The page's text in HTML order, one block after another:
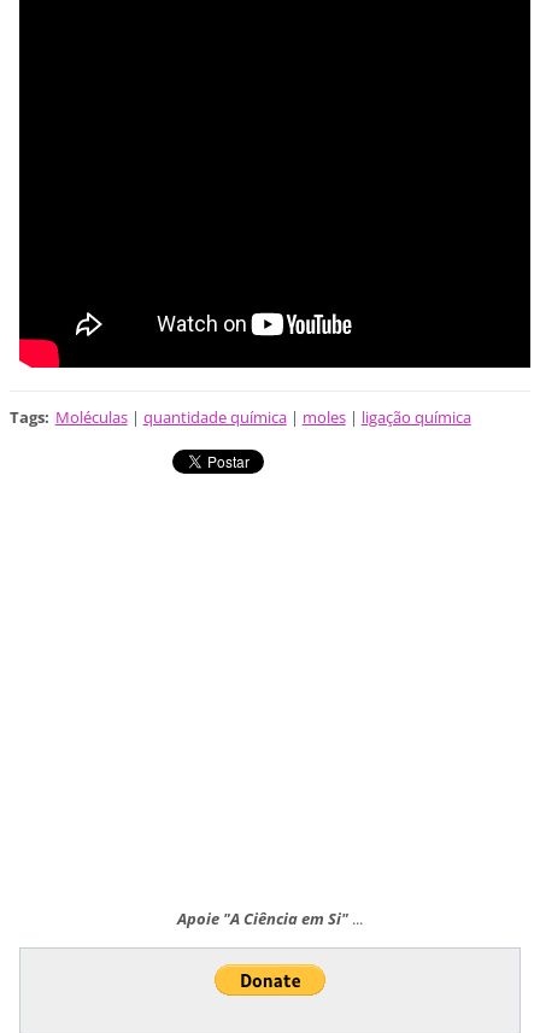
Tags: Moléculas | quantidade química | moles | ligação química
Apoie "A Ciência em Si" ...